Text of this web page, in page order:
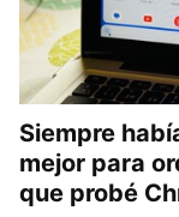
Siempre
mejor para
que probé